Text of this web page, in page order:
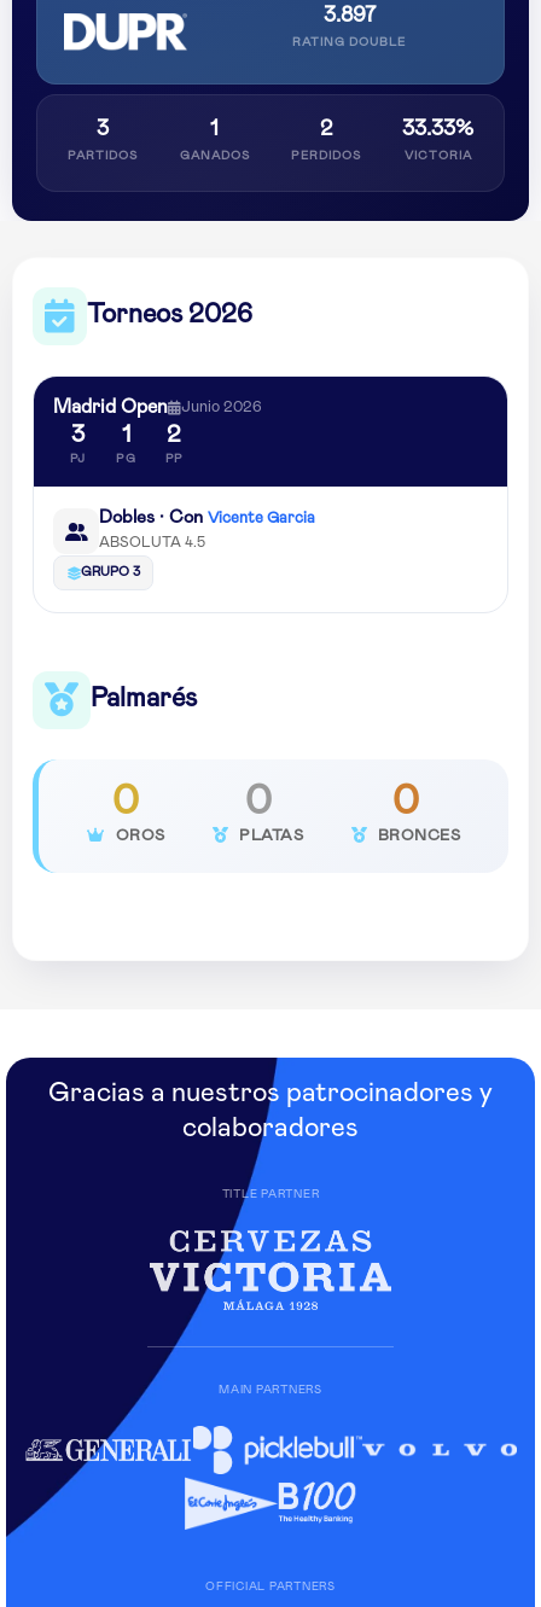
3.897
RATING DOUBLE
3
PARTIDOS
1
GANADOS
2
PERDIDOS
33.33%
VICTORIA
Torneos 2026
Madrid Open Junio 2026
3
PJ
1
PG
2
PP
Dobles · Con Vicente Garcia
ABSOLUTA 4.5
GRUPO 3
Palmarés
0
OROS
0
PLATAS
0
BRONCES
Gracias a nuestros patrocinadores y
colaboradores
TITLE PARTNER
MAIN PARTNERS
OFFICIAL PARTNERS